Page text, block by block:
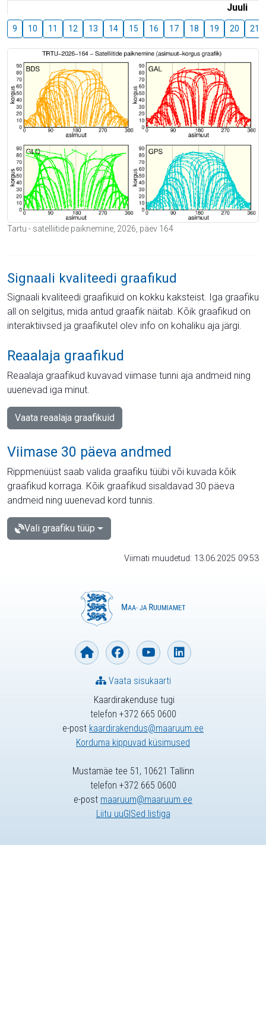
Juuli
9 10 11 12 13 14 15 16 17 18 19 20 21
Tartu - satelliitide paiknemine, 2026, päev 164
Signaali kvaliteedi graafikud
Signaali kvaliteedi graafikuid on kokku kaksteist. Iga graafiku
all on selgitus, mida antud graafik näitab. Kõik graafikud on
interaktiivsed ja graafikutel olev info on kohaliku aja järgi.
Reaalaja graafikud
Reaalaja graafikud kuvavad viimase tunni aja andmeid ning
uuenevad iga minut.
Vaata reaalaja graafikuid
Viimase 30 päeva andmed
Rippmenüüst saab valida graafiku tüübi või kuvada kõik
graafikud korraga. Kõik graafikud sisaldavad 30 päeva
andmeid ning uuenevad kord tunnis.
Vali graafiku tüüp
Viimati muudetud: 13.06.2025 09:53
Kaardirakenduse tugi
telefon +372 665 0600
e-post kaardirakendus@maaruum.ee
Korduma kippuvad küsimused
Vaata sisukaarti
Mustamäe tee 51, 10621 Tallinn
telefon +372 665 0600
e-post maaruum@maaruum.ee
Liitu uuGISed listiga